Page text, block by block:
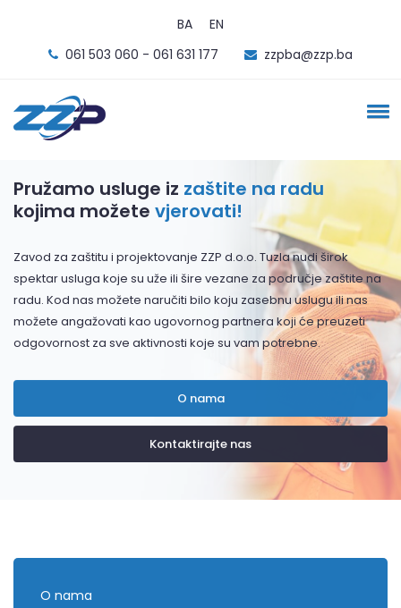
BA
EN
061 503 060 - 061 631 177
zzpba@zzp.ba
Pružamo usluge iz zaštite na radu
kojima možete vjerovati!
Zavod za zaštitu i projektovanje ZZP d.o.o. Tuzla nudi širok
spektar usluga koje su uže ili šire vezane za područje zaštite na
radu. Kod nas možete naručiti bilo koju zasebnu uslugu ili nas
možete angažovati kao ugovornog partnera koji će preuzeti
odgovornost za sve aktivnosti koje su vam potrebne.
O nama
Kontaktirajte nas
O nama